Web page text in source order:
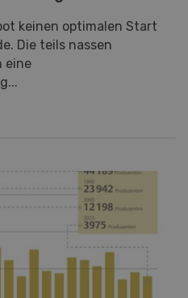
keinen optimalen Start
Die teils nassen
eine